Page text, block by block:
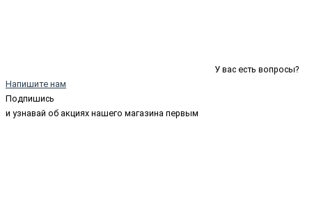
У вас есть вопросы?
Напишите нам
Подпишись
и узнавай об акциях нашего магазина первым